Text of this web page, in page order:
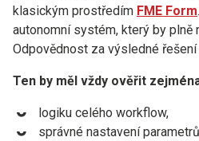
klasickým prostředím FME Form
autonomní systém, který by plně
Odpovědnost za výsledné
Ten by měl vždy ověřit
logiku celého workflow,
správné nastavení